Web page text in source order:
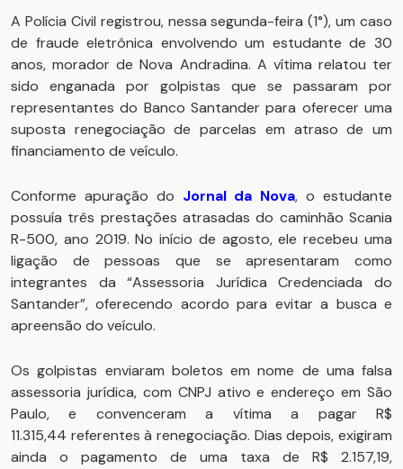
A Polícia Civil registrou, nessa segunda-feira (1°), um caso
de fraude eletrônica envolvendo um estudante de 30
anos, morador de Nova Andradina. A vítima relatou ter
sido enganada por golpistas que se passaram por
representantes do Banco Santander para oferecer uma
suposta renegociação de parcelas em atraso de um
financiamento de veículo.
Conforme apuração do Jornal da Nova, o estudante
possuía três prestações atrasadas do caminhão Scania
R-500, ano 2019. No início de agosto, ele recebeu uma
ligação de pessoas que se apresentaram como
integrantes da “Assessoria Jurídica Credenciada do
Santander”, oferecendo acordo para evitar a busca e
apreensão do veículo.
Os golpistas enviaram boletos em nome de uma falsa
assessoria jurídica, com CNPJ ativo e endereço em São
Paulo, e convenceram a vítima a pagar R$
11.315,44 referentes à renegociação. Dias depois, exigiram
ainda o pagamento de uma taxa de R$ 2.157,19,